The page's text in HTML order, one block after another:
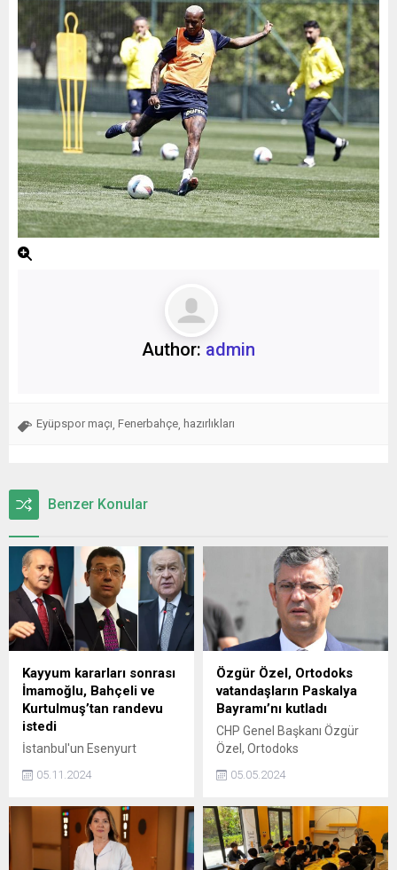
Author: admin
Eyüpspor maçı, Fenerbahçe, hazırlıkları
Benzer Konular
Kayyum kararları sonrası
İmamoğlu, Bahçeli ve
Kurtulmuş’tan randevu
istedi
İstanbul'un Esenyurt
bugün Batman, Mardin ve
kayyum atanmasının
ardından İBB Başkanı Ekrem
İmamoğlu, Türkiye
05.11.2024
Özgür Özel, Ortodoks
vatandaşların Paskalya
Bayramı’nı kutladı
CHP Genel Başkanı Özgür
Özel, Ortodoks
Bayramını tebrik etti.
05.05.2024